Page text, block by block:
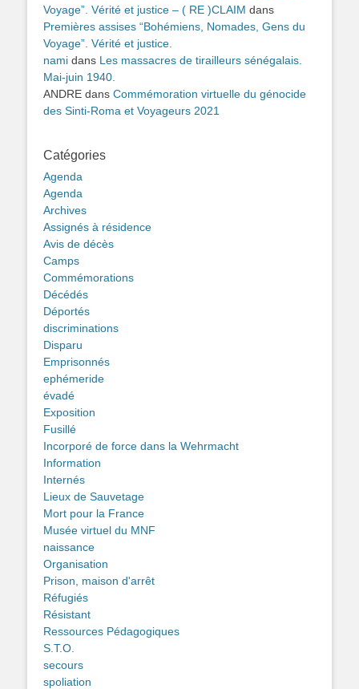
Voyage”. Vérité et justice – ( RE )CLAIM dans
Premières assises “Bohémiens, Nomades, Gens du
Voyage”. Vérité et justice.
nami dans Les massacres de tirailleurs sénégalais.
Mai-juin 1940.
ANDRE dans Commémoration virtuelle du génocide
des Sinti-Roma et Voyageurs 2021
Catégories
Agenda
Agenda
Archives
Assignés à résidence
Avis de décès
Camps
Commémorations
Décédés
Déportés
discriminations
Disparu
Emprisonnés
ephémeride
évadé
Exposition
Fusillé
Incorporé de force dans la Wehrmacht
Information
Internés
Lieux de Sauvetage
Mort pour la France
Musée virtuel du MNF
naissance
Organisation
Prison, maison d'arrêt
Réfugiés
Résistant
Ressources Pédagogiques
S.T.O.
secours
spoliation